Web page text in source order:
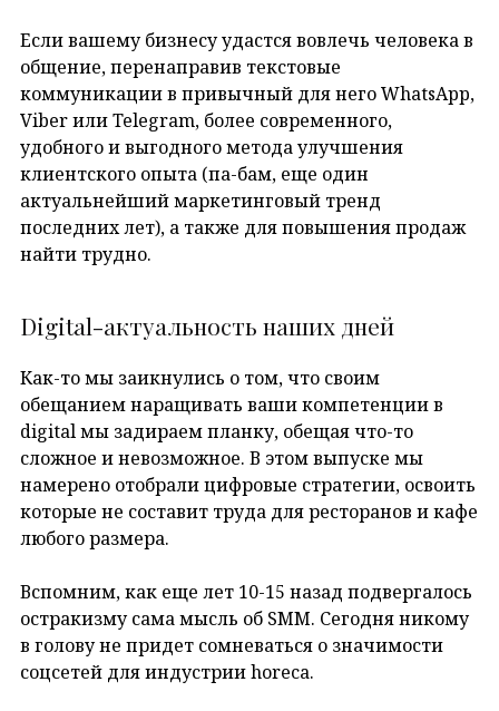
Если вашему бизнесу удастся вовлечь человека в
общение, перенаправив текстовые
коммуникации в привычный для него WhatsApp,
Viber или Telegram, более современного,
удобного и выгодного метода улучшения
клиентского опыта (па-бам, еще один
актуальнейший маркетинговый тренд
последних лет), а также для повышения продаж
найти трудно.
Digital-актуальность наших дней
Как-то мы заикнулись о том, что своим
обещанием наращивать ваши компетенции в
digital мы задираем планку, обещая что-то
сложное и невозможное. В этом выпуске мы
намерено отобрали цифровые стратегии, освоить
которые не составит труда для ресторанов и кафе
любого размера.
Вспомним, как еще лет 10-15 назад подвергалось
остракизму сама мысль об SMM. Сегодня никому
в голову не придет сомневаться о значимости
соцсетей для индустрии horeca.